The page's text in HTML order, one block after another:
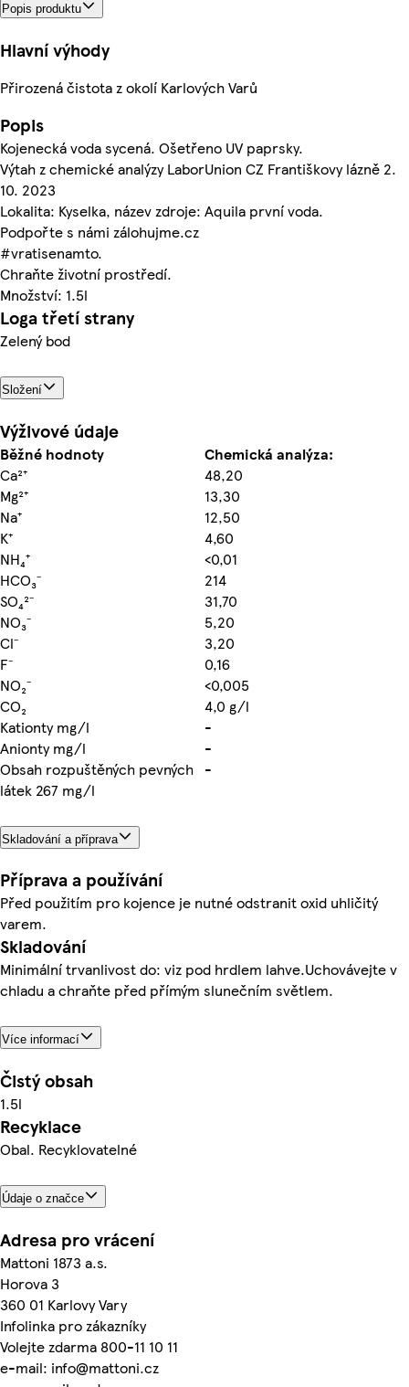
Popis produktu
Hlavní výhody
Přirozená čistota z okolí Karlových Varů
Popis
Kojenecká voda sycená. Ošetřeno UV paprsky.
Výtah z chemické analýzy LaborUnion CZ Františkovy lázně 2.
10. 2023
Lokalita: Kyselka, název zdroje: Aquila první voda.
Podpořte s námi zálohujme.cz
#vratisenamto.
Chraňte životní prostředí.
Množství: 1.5l
Loga třetí strany
Zelený bod
Složení
Výživové údaje
Běžné hodnoty
Chemická analýza:
Ca²⁺
48,20
Mg²⁺
13,30
Na⁺
12,50
K⁺
4,60
NH₄⁺
<0,01
HCO₃⁻
214
SO₄²⁻
31,70
NO₃⁻
5,20
Cl⁻
3,20
F⁻
0,16
NO₂⁻
<0,005
CO₂
4,0 g/l
Kationty mg/l
-
Anionty mg/l
-
Obsah rozpuštěných pevných
látek 267 mg/l
-
Skladování a příprava
Příprava a používání
Před použitím pro kojence je nutné odstranit oxid uhličitý
varem.
Skladování
Minimální trvanlivost do: viz pod hrdlem lahve.Uchovávejte v
chladu a chraňte před přímým slunečním světlem.
Více informací
Čistý obsah
1.5l
Recyklace
Obal. Recyklovatelné
Údaje o značce
Adresa pro vrácení
Mattoni 1873 a.s.
Horova 3
360 01 Karlovy Vary
Infolinka pro zákazníky
Volejte zdarma 800-11 10 11
e-mail: info@mattoni.cz